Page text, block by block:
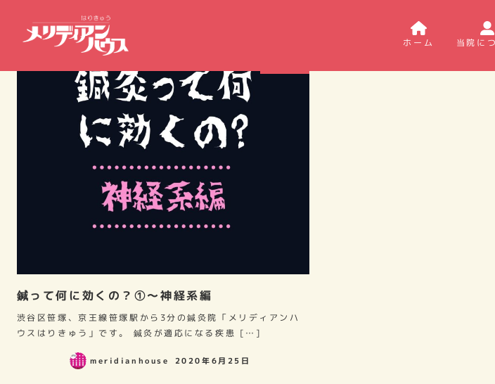
ホーム 当院に
鍼って何に効くの？①～神経系編
渋谷区笹塚、京王線笹塚駅から3分の鍼灸院「メリディアンハ
ウスはりきゅう」です。 鍼灸が適応になる疾患 […]
meridianhouse 2020年6月25日